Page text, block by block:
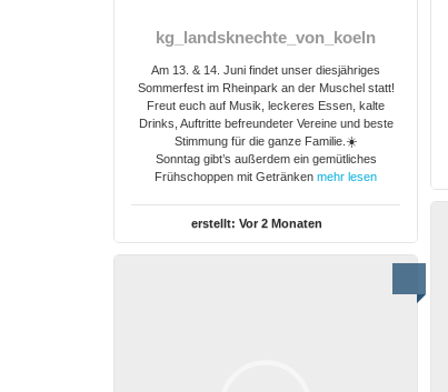
kg_landsknechte_von_koeln
Am 13. & 14. Juni findet unser diesjähriges
Sommerfest im Rheinpark an der Muschel statt!
Freut euch auf Musik, leckeres Essen, kalte
Drinks, Auftritte befreundeter Vereine und beste
Stimmung für die ganze Familie.☀️
Sonntag gibt’s außerdem ein gemütliches
Frühschoppen mit Getränkenmehr lesen
erstellt:Vor 2 Monaten